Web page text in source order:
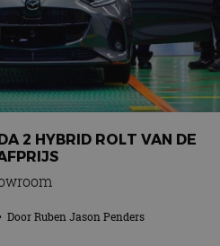
2 HYBRID ROLT VAN DE
DoorRuben Jason Penders